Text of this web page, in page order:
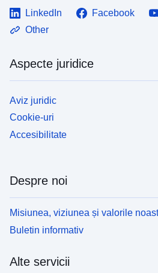
LinkedIn Facebook
Other
Aspecte juridice
Aviz juridic
Cookie-uri
Accesibilitate
Despre noi
Misiunea, viziunea și valorile
Buletin informativ
Alte servicii